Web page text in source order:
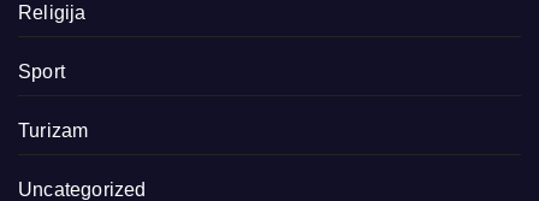
Religija
Sport
Turizam
Uncategorized